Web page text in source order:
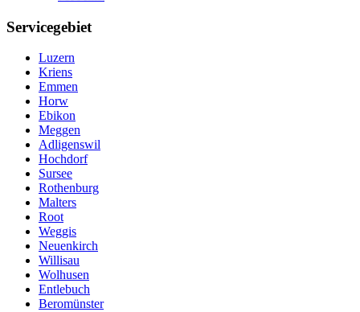
Servicegebiet
Luzern
Kriens
Emmen
Horw
Ebikon
Meggen
Adligenswil
Hochdorf
Sursee
Rothenburg
Malters
Root
Weggis
Neuenkirch
Willisau
Wolhusen
Entlebuch
Beromünster